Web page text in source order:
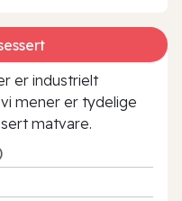
er industrielt
mener er tydelige
matvare.